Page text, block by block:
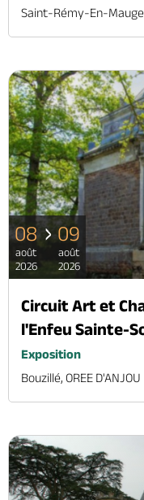
Saint-Rémy-En-
08
août
2026
09
août
2026
Circuit Art et
l'Enfeu Sainte-
Exposition
Bouzillé, OREE D'ANJOU